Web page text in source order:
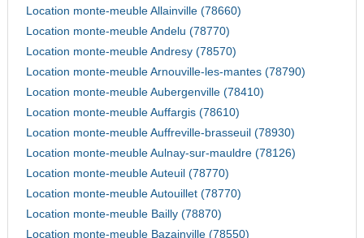
Location monte-meuble Allainville (78660)
Location monte-meuble Andelu (78770)
Location monte-meuble Andresy (78570)
Location monte-meuble Arnouville-les-mantes (78790)
Location monte-meuble Aubergenville (78410)
Location monte-meuble Auffargis (78610)
Location monte-meuble Auffreville-brasseuil (78930)
Location monte-meuble Aulnay-sur-mauldre (78126)
Location monte-meuble Auteuil (78770)
Location monte-meuble Autouillet (78770)
Location monte-meuble Bailly (78870)
Location monte-meuble Bazainville (78550)